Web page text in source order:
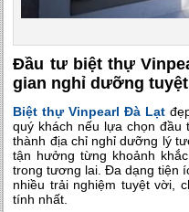
Đầu tư biệt thự
gian nghỉ dưỡng
Biệt thự Vinpearl Đà Lạt
quý khách nếu lựa chọn
thành địa chỉ nghỉ dưỡng lý
tận hưởng từng khoảnh
trong tương lai. Đa dạng tiện
nhiều trải nghiệm tuyệt vời,
tính nhất.